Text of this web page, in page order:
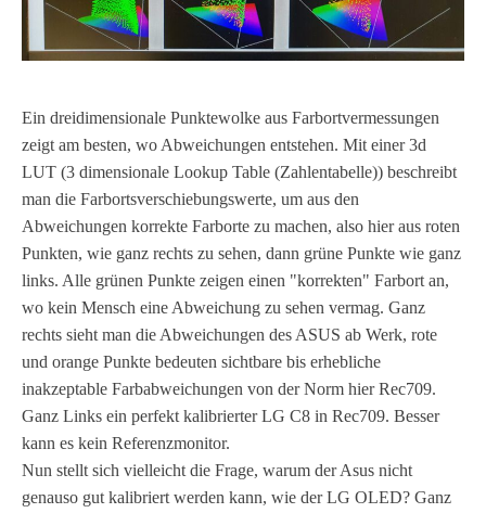
Ein dreidimensionale Punktewolke aus Farbortvermessungen
zeigt am besten, wo Abweichungen entstehen. Mit einer 3d
LUT (3 dimensionale Lookup Table (Zahlentabelle)) beschreibt
man die Farbortsverschiebungswerte, um aus den
Abweichungen korrekte Farborte zu machen, also hier aus roten
Punkten, wie ganz rechts zu sehen, dann grüne Punkte wie ganz
links. Alle grünen Punkte zeigen einen "korrekten" Farbort an,
wo kein Mensch eine Abweichung zu sehen vermag. Ganz
rechts sieht man die Abweichungen des ASUS ab Werk, rote
und orange Punkte bedeuten sichtbare bis erhebliche
inakzeptable Farbabweichungen von der Norm hier Rec709.
Ganz Links ein perfekt kalibrierter LG C8 in Rec709. Besser
kann es kein Referenzmonitor.
Nun stellt sich vielleicht die Frage, warum der Asus nicht
genauso gut kalibriert werden kann, wie der LG OLED? Ganz